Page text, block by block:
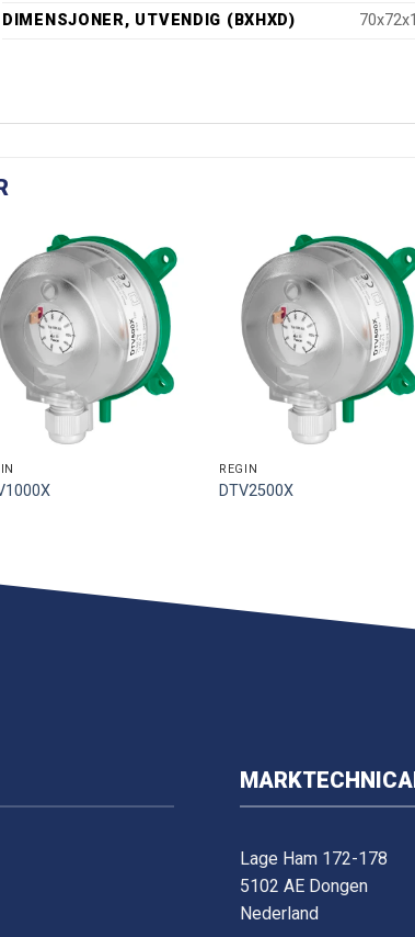
DIMENSJONER, UTVENDIG (BXHXD)
REGIN
DTV2500X
Lage Ham 172-178
5102 AE Dongen
Nederland